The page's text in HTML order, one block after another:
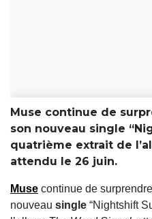
Muse continue de
son nouveau single
quatrième extrait de
attendu le 26 juin.
Muse continue de
nouveau single “Nightshift